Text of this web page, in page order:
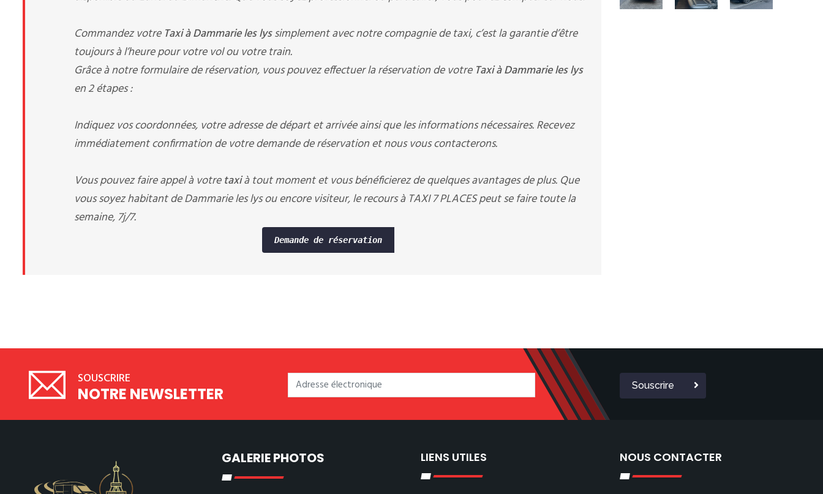
Commandez votre Taxi à Dammarie les lyssimplement avec notre compagnie de taxi, c’est la garantie d’être
toujours à l’heure pour votre vol ou votre train.
Grâce à notre formulaire de réservation, vous pouvez effectuer la réservation de votre Taxi à Dammarie les lys
en 2 étapes :
Indiquez vos coordonnées, votre adresse de départ et arrivée ainsi que les informations nécessaires. Recevez
immédiatement confirmation de votre demande de réservation et nous vous contacterons.
Vous pouvez faire appel à votretaxià tout moment et vous bénéficierez de quelques avantages de plus. Que
vous soyez habitant de Dammarie les lys ou encore visiteur, le recours à TAXI 7 PLACES peut se faire toute la
semaine, 7j/7.
Demande de réservation
SOUSCRIRE
NOTRE NEWSLETTER Souscrire
GALERIE PHOTOS LIENS UTILES NOUS CONTACTER